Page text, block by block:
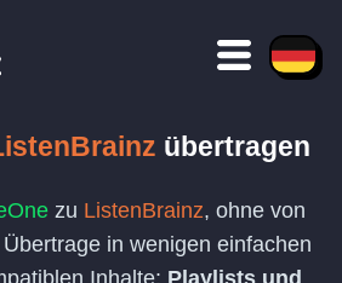
übertragen
zu ListenBrainz, ohne von
in wenigen einfachen
Inhalte: Playlists und